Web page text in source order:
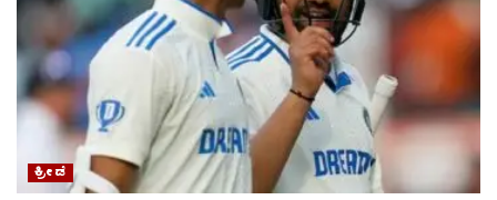
ಕ್ರೀಡೆ